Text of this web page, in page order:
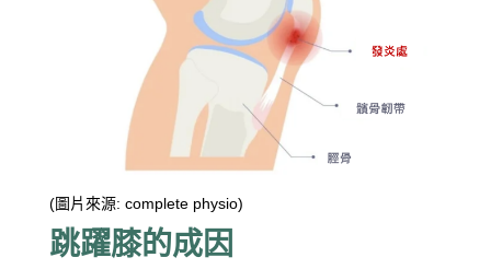
(圖片來源: complete physio)
跳躍膝的成因